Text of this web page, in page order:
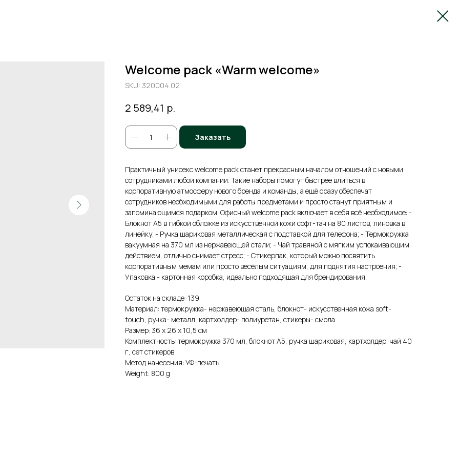
Welcome pack «Warm welcome»
SKU: 320004.02
2 589,41 р.
Заказать
Практичный унисекс welcome pack станет прекрасным началом отношений с новыми
сотрудниками любой компании. Такие наборы помогут быстрее влиться в
корпоративную атмосферу нового бренда и команды, а ещё сразу обеспечат
сотрудников необходимыми для работы предметами и просто станут приятным и
запоминающимся подарком. Офисный welcome pack включает в себя всё необходимое: -
Блокнот А5 в гибкой обложке из искусственной кожи софт-тач на 80 листов, линовка в
линейку; - Ручка шариковая металлическая с подставкой для телефона; - Термокружка
вакуумная на 370 мл из нержавеющей стали; - Чай травяной с мягким успокаивающим
действием, отлично снимает стресс; - Стикерпак, который можно посвятить
корпоративным мемам или просто весёлым ситуациям, для поднятия настроения; -
Упаковка - картонная коробка, идеально подходящая для брендирования.
Остаток на складе: 139
Материал: термокружка- нержавеющая сталь, блокнот- искусственная кожа soft-
touch, ручка- металл, картхолдер- полиуретан, стикеры- смола
Размер: 36 х 26 х 10,5 см
Комплектность: термокружка 370 мл, блокнот А5, ручка шариковая, картхолдер, чай 40
г, сет стикеров
Метод нанесения: УФ-печать
Weight: 800 g